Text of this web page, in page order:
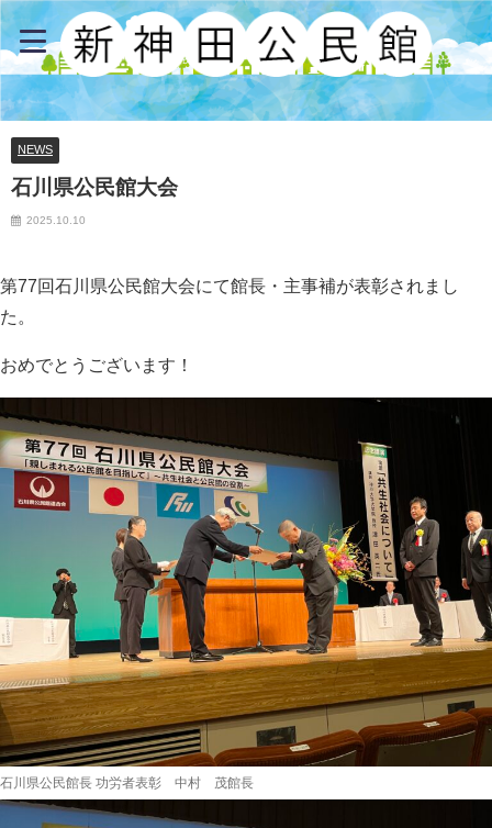
NEWS
石川県公民館大会
2025.10.10
第77回石川県公民館大会にて館長・主事補が表彰されまし
た。
おめでとうございます！
石川県公民館長 功労者表彰 中村 茂館長